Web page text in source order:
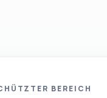
BEREICH